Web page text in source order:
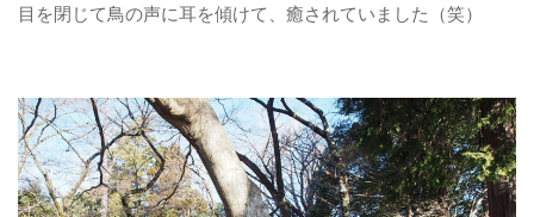
目を閉じて鳥の声に耳を傾けて、癒されていました（笑）